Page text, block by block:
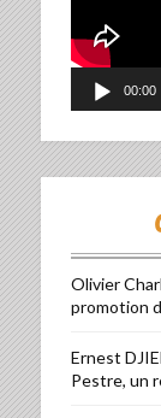
00:00
Olivier
promotion
Ernest
Pestre, un